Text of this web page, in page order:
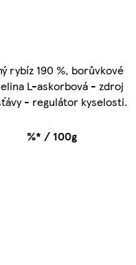
rybíz 190 %, borůvkové
L-askorbová - zdroj
- regulátor kyselosti.
%* / 100g